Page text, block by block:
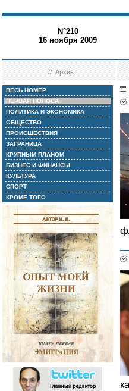
N°210
16 ноября 2009
//Архив
ВЕСЬ НОМЕР
ПЕРВАЯ ПОЛОСА
ПОЛИТИКА И ЭКОНОМИКА
ОБЩЕСТВО
ПРОИСШЕСТВИЯ
ЗАГРАНИЦА
КРУПНЫМ ПЛАНОМ
БИЗНЕС И ФИНАНСЫ
КУЛЬТУРА
СПОРТ
КРОМЕ ТОГО